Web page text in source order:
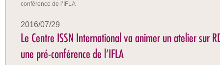
conférence de l’IFLA
2016/07/29
Le Centre ISSN International va animer un atelier sur
une pré-conférence de l’IFLA